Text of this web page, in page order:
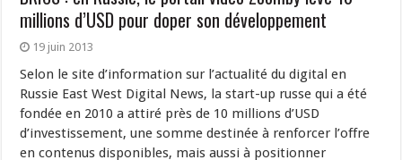
millions d’USD pour doper son développement
19 juin 2013
Selon le site d’information sur l’actualité du digital en
Russie East West Digital News, la start-up russe qui a été
fondée en 2010 a attiré près de 10 millions d’USD
d’investissement, une somme destinée à renforcer l’offre
en contenus disponibles, mais aussi à positionner